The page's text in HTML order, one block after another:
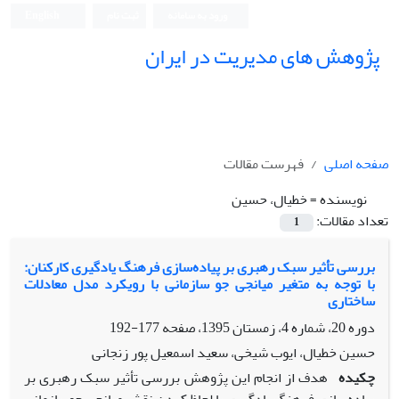
پژوهش های مدیریت در ایران
صفحه اصلی
فهرست مقالات
نویسنده =خطیال، حسین
تعداد مقالات:
1
بررسی تأثیر سبک رهبری بر پیاده‌سازی فرهنگ یادگیری کارکنان:
با توجه به متغیر میانجی جو سازمانی با رویکرد مدل معادلات
ساختاری
دوره 20، شماره 4، زمستان 1395، صفحه
177-192
حسین خطیال، ایوب شیخی، سعید اسمعیل پور زنجانی
چکیده هدف از انجام این پژوهش بررسی تأثیر سبک رهبری بر